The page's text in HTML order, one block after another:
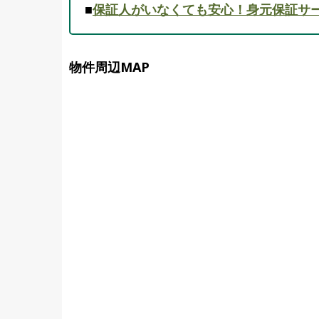
■保証人がいなくても安心！身元保証サ
物件周辺MAP